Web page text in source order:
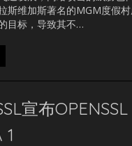
斯维加斯著名的MGM度假
目标，导致其不…
宣布OPENSSL